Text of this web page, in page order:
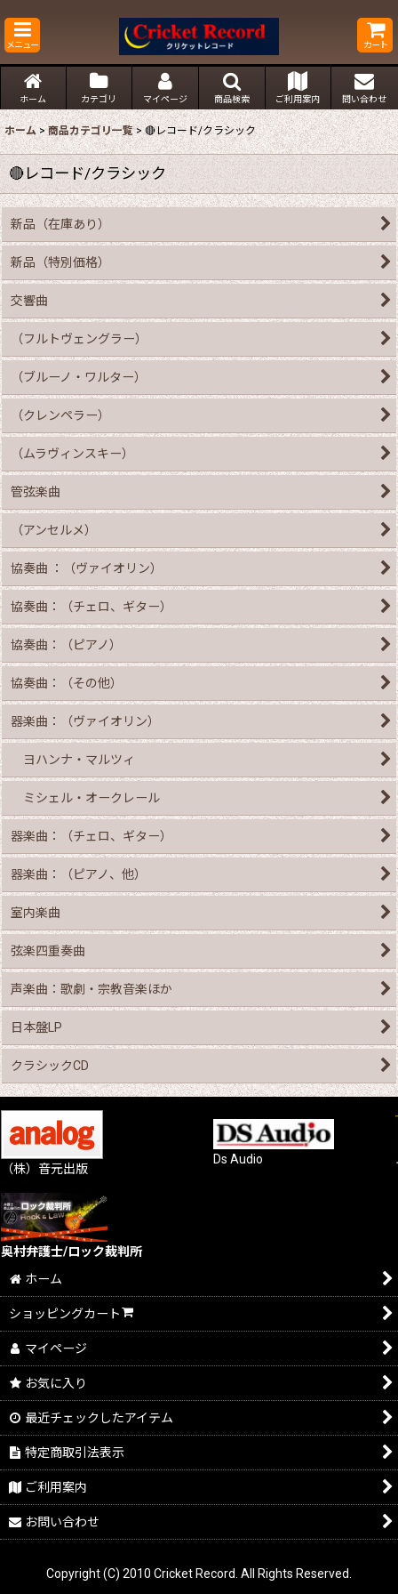
メニュー カート
ホーム カテゴリ マイページ 商品検索 ご利用案内 問い合わせ
ホーム > 商品カテゴリ一覧 > 🔴レコード/クラシック
🔴レコード/クラシック
新品（在庫あり）
新品（特別価格）
交響曲
（フルトヴェングラー）
（ブルーノ・ワルター）
（クレンペラー）
（ムラヴィンスキー）
管弦楽曲
（アンセルメ）
協奏曲 ：（ヴァイオリン）
協奏曲：（チェロ、ギター）
協奏曲：（ピアノ）
協奏曲：（その他）
器楽曲：（ヴァイオリン）
ヨハンナ・マルツィ
ミシェル・オークレール
器楽曲：（チェロ、ギター）
器楽曲：（ピアノ、他）
室内楽曲
弦楽四重奏曲
声楽曲：歌劇・宗教音楽ほか
日本盤LP
クラシックCD
（株）音元出版
Ds Audio
奥村弁護士/ロック裁判所
ホーム
ショッピングカート
マイページ
お気に入り
最近チェックしたアイテム
特定商取引法表示
ご利用案内
お問い合わせ
Copyright (C) 2010 Cricket Record. All Rights Reserved.